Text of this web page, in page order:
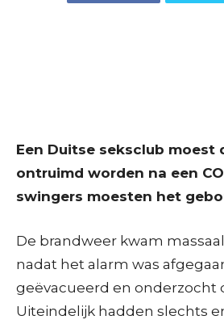
Een Duitse seksclub moest
ontruimd worden na een
swingers moesten het
De brandweer kwam
nadat het alarm was
geëvacueerd en onderzocht
Uiteindelijk hadden slechts